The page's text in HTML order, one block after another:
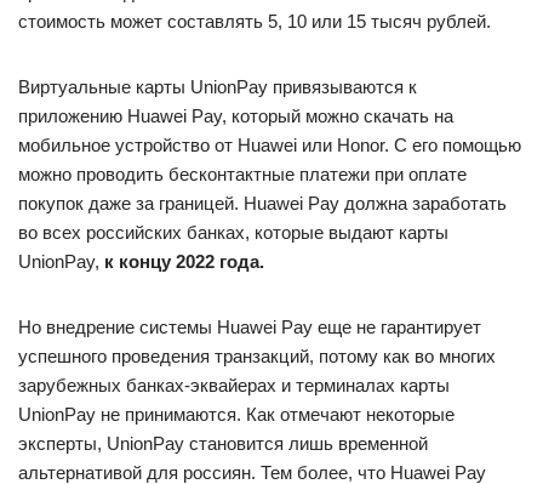
стоимость может составлять 5, 10 или 15 тысяч рублей.
Виртуальные карты UnionPay привязываются к
приложению Huawei Pay, который можно скачать на
мобильное устройство от Huawei или Honor. С его помощью
можно проводить бесконтактные платежи при оплате
покупок даже за границей. Huawei Pay должна заработать
во всех российских банках, которые выдают карты
UnionPay, к концу 2022 года.
Но внедрение системы Huawei Pay еще не гарантирует
успешного проведения транзакций, потому как во многих
зарубежных банках-эквайерах и терминалах карты
UnionPay не принимаются. Как отмечают некоторые
эксперты, UnionPay становится лишь временной
альтернативой для россиян. Тем более, что Huawei Pay